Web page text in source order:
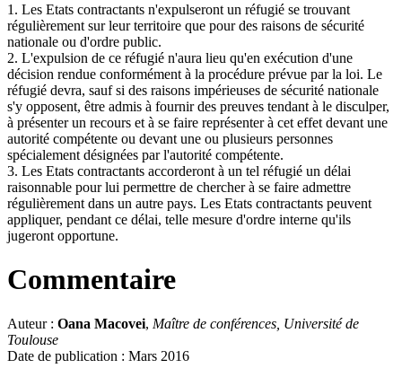
1. Les Etats contractants n'expulseront un réfugié se trouvant
régulièrement sur leur territoire que pour des raisons de sécurité
nationale ou d'ordre public.
2. L'expulsion de ce réfugié n'aura lieu qu'en exécution d'une
décision rendue conformément à la procédure prévue par la loi. Le
réfugié devra, sauf si des raisons impérieuses de sécurité nationale
s'y opposent, être admis à fournir des preuves tendant à le disculper,
à présenter un recours et à se faire représenter à cet effet devant une
autorité compétente ou devant une ou plusieurs personnes
spécialement désignées par l'autorité compétente.
3. Les Etats contractants accorderont à un tel réfugié un délai
raisonnable pour lui permettre de chercher à se faire admettre
régulièrement dans un autre pays. Les Etats contractants peuvent
appliquer, pendant ce délai, telle mesure d'ordre interne qu'ils
jugeront opportune.
Commentaire
Auteur : Oana Macovei, Maître de conférences, Université de
Toulouse
Date de publication : Mars 2016